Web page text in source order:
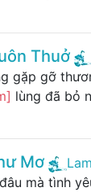
Thuở
gặp gỡ
lùng đã bỏ
Mơ
mà tình